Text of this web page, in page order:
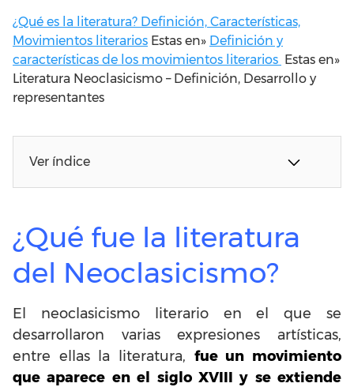
¿Qué es la literatura? Definición, Características,
Movimientos literarios Estas en» Definición y
características de los movimientos literarios Estas en»
Literatura Neoclasicismo – Definición, Desarrollo y
representantes
Ver índice
¿Qué fue la literatura
del Neoclasicismo?
El neoclasicismo literario en el que se
desarrollaron varias expresiones artísticas,
entre ellas la literatura, fue un movimiento
que aparece en el siglo XVIII y se extiende